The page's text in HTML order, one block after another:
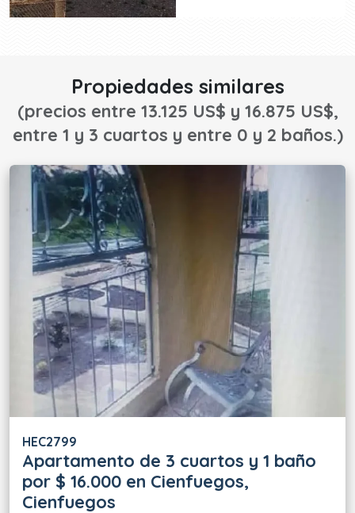
Propiedades similares
(precios entre 13.125 US$ y 16.875 US$,
entre 1 y 3 cuartos y entre 0 y 2 baños.)
HEC2799
Apartamento de 3 cuartos y 1 baño
por $ 16.000 en Cienfuegos,
Cienfuegos